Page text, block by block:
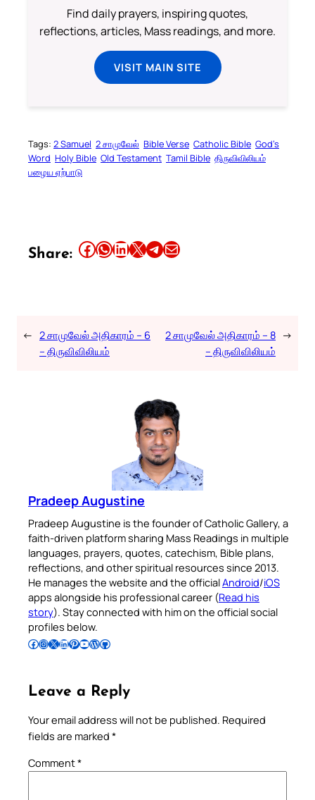
Find daily prayers, inspiring quotes,
reflections, articles, Mass readings, and more.
VISIT MAIN SITE
Tags: 2 Samuel 2 சாமுவேல் Bible Verse Catholic Bible God’s
Word Holy Bible Old Testament Tamil Bible திருவிவிலியம்
பழைய ஏற்பாடு
Share: Share this article on Facebook Share this article on WhatsApp Share this article on LinkedIn Share this article on X Share this article on TelegramEmail this Article
← 2 சாமுவேல் அதிகாரம் – 6
– திருவிவிலியம்
2 சாமுவேல் அதிகாரம் – 8
– திருவிவிலியம்
→
Pradeep Augustine
Pradeep Augustine is the founder of Catholic Gallery, a
faith-driven platform sharing Mass Readings in multiple
languages, prayers, quotes, catechism, Bible plans,
reflections, and other spiritual resources since 2013.
He manages the website and the officialAndroid/iOS
apps alongside his professional career (Read his
story). Stay connected with him on the official social
profiles below.
Follow Pradeep on Facebook Follow Pradeep on InstagramFollow Pradeep on X Follow Pradeep on LinkedIn Follow Pradeep on Pinterest Subscribe to Pradeep’s Youtube Channel Follow Pradeep on WordPress Follow Pradeep on GitHub
Leave a Reply
Your email address will not be published. Required
fields are marked *
Comment*